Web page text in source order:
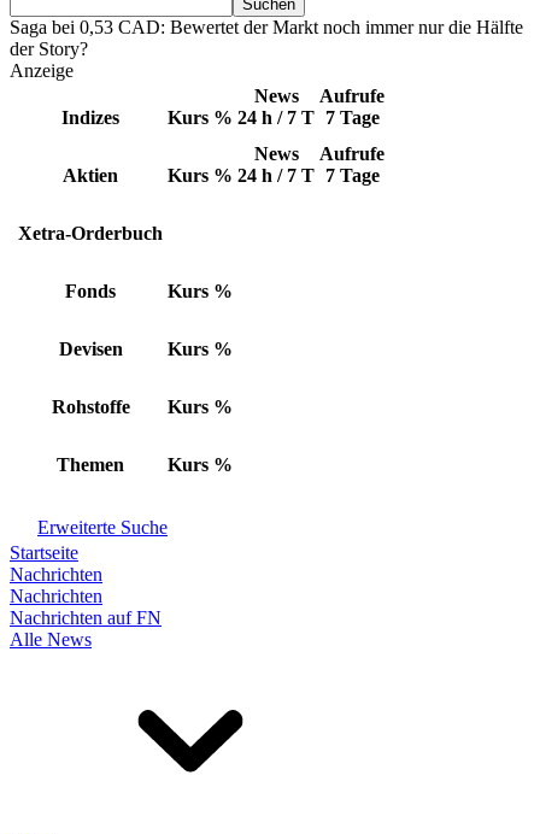
Saga bei 0,53 CAD: Bewertet der Markt noch immer nur die Hälfte
der Story?
Anzeige
Indizes Kurs %
News
24 h / 7 T
Aufrufe
7 Tage
Aktien Kurs %
News
24 h / 7 T
Aufrufe
7 Tage
Xetra-Orderbuch
Fonds Kurs %
Devisen Kurs %
Rohstoffe Kurs %
Themen Kurs %
Erweiterte Suche
Startseite
Nachrichten
Nachrichten
Nachrichten auf FN
Alle News